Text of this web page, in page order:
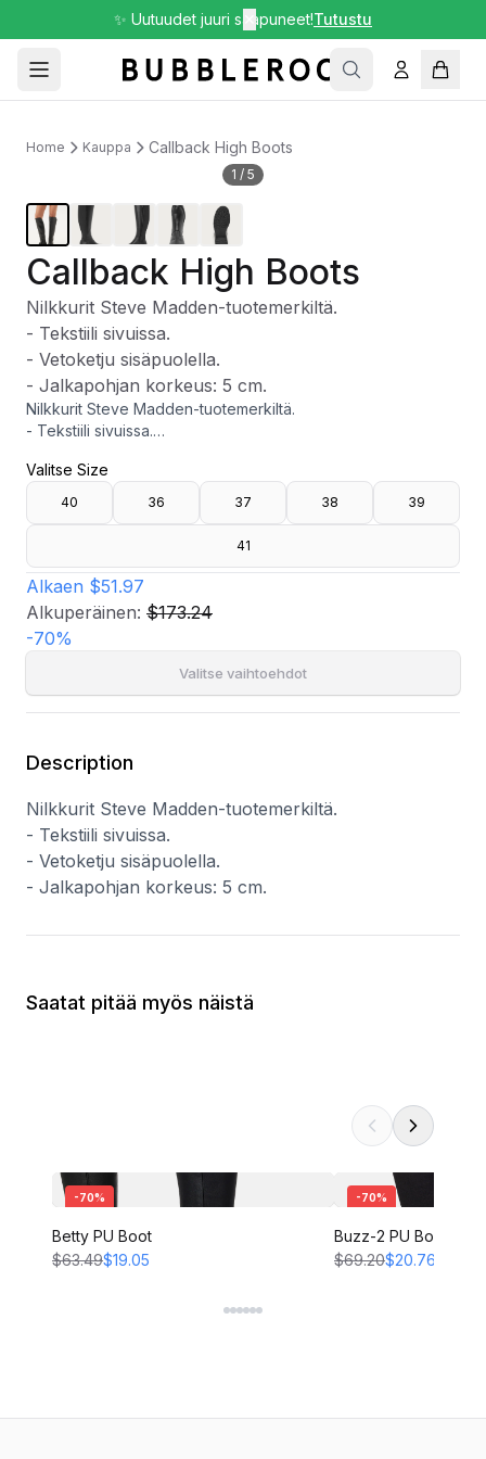
✨ Uutuudet juuri saapuneet!Tutustu
Home Kauppa Callback High Boots
1 / 5
Callback High Boots
Nilkkurit Steve Madden-tuotemerkiltä.
- Tekstiili sivuissa.
- Vetoketju sisäpuolella.
- Jalkapohjan korkeus: 5 cm.
Nilkkurit Steve Madden-tuotemerkiltä.
- Tekstiili sivuissa.
- Jalkapohjan korkeus: 5 cm.
Valitse Size
40 36 37 38 39
41
Alkaen $51.97
Alkuperäinen: $173.24
-70%
Valitse vaihtoehdot
Description
Nilkkurit Steve Madden-tuotemerkiltä.
- Tekstiili sivuissa.
- Vetoketju sisäpuolella.
- Jalkapohjan korkeus: 5 cm.
Saatat pitää myös näistä
-70%
Betty PU Boot
$63.49$19.05
-70%
Buzz-2 PU Boot
$69.20$20.76